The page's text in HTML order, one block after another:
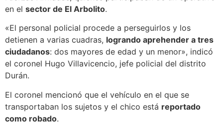
en el sector de El Arbolito.
«El personal policial procede a perseguirlos y los
detienen a varias cuadras, logrando aprehender a tres
ciudadanos: dos mayores de edad y un menor», indicó
el coronel Hugo Villavicencio, jefe policial del distrito
Durán.
El coronel mencionó que el vehículo en el que se
transportaban los sujetos y el chico está reportado
como robado.